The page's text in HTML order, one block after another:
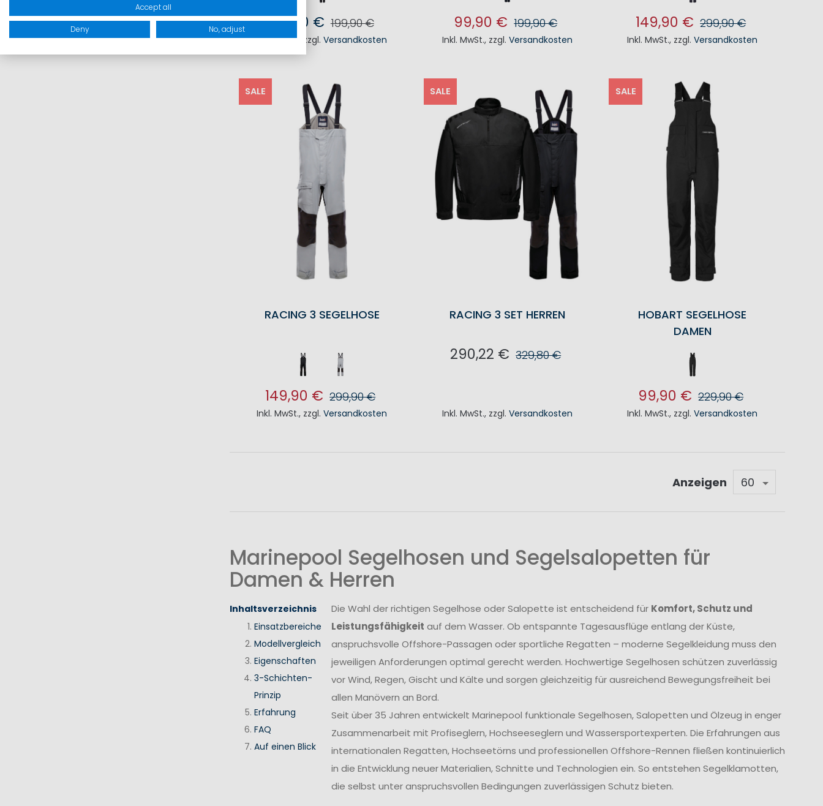
169,90 € 199,90 €
Inkl. MwSt. zzgl.Versandkosten
IN DEN WARENKORB
99,90 € 199,90 €
Inkl. MwSt., zzgl. Versandkosten
149,90 € 299,90 €
Inkl. MwSt., zzgl.Versandkosten
SALE
RACING 3 SEGELHOSE
149,90 € 299,90 €
Inkl. MwSt., zzgl.Versandkosten
SALE
RACING 3 SET HERREN
290,22 € 329,80 €
Inkl. MwSt., zzgl. Versandkosten
SALE
HOBART SEGELHOSE
DAMEN
99,90 € 229,90 €
Inkl. MwSt., zzgl.Versandkosten
Anzeigen
Marinepool Segelhosen und Segelsalopetten für
Damen & Herren
Inhaltsverzeichnis
Einsatzbereiche
Modellvergleich
Eigenschaften
3-Schichten-
Prinzip
Erfahrung
FAQ
Auf einen Blick
Die Wahl der richtigen Segelhose oder Salopette ist entscheidend für Komfort, Schutz und
Leistungsfähigkeit auf dem Wasser. Ob entspannte Tagesausflüge entlang der Küste,
anspruchsvolle Offshore-Passagen oder sportliche Regatten – moderne Segelkleidung muss den
jeweiligen Anforderungen optimal gerecht werden. Hochwertige Segelhosen schützen zuverlässig
vor Wind, Regen, Gischt und Kälte und sorgen gleichzeitig für ausreichend Bewegungsfreiheit bei
allen Manövern an Bord.
Seit über 35 Jahren entwickelt Marinepool funktionale Segelhosen, Salopetten und Ölzeug in enger
Zusammenarbeit mit Profiseglern, Hochseeseglern und Wassersportexperten. Die Erfahrungen aus
internationalen Regatten, Hochseetörns und professionellen Offshore-Rennen fließen kontinuierlich
in die Entwicklung neuer Materialien, Schnitte und Technologien ein. So entstehen Segelklamotten,
die selbst unter anspruchsvollen Bedingungen zuverlässigen Schutz bieten.
Accept all
Deny No, adjust